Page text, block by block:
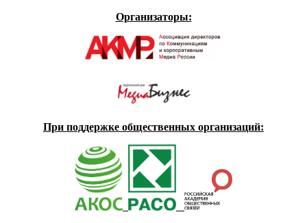
Организаторы:
При поддержке общественных организаций: